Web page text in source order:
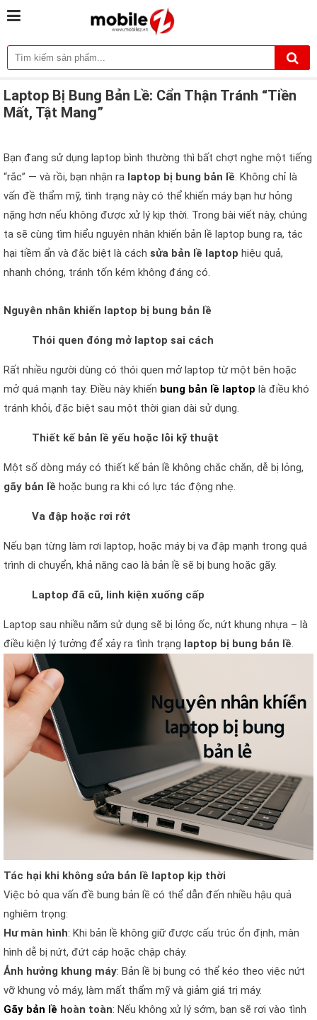
Laptop Bị Bung Bản Lề: Cẩn Thận Tránh “Tiền
Mất, Tật Mang”
Bạn đang sử dụng laptop bình thường thì bất chợt nghe một tiếng
“rắc” — và rồi, bạn nhận ra laptop bị bung bản lề. Không chỉ là
vấn đề thẩm mỹ, tình trạng này có thể khiến máy bạn hư hỏng
nặng hơn nếu không được xử lý kịp thời. Trong bài viết này, chúng
ta sẽ cùng tìm hiểu nguyên nhân khiến bản lề laptop bung ra, tác
hại tiềm ẩn và đặc biệt là cách sửa bản lề laptop hiệu quả,
nhanh chóng, tránh tốn kém không đáng có.
Nguyên nhân khiến laptop bị bung bản lề
Thói quen đóng mở laptop sai cách
Rất nhiều người dùng có thói quen mở laptop từ một bên hoặc
mở quá mạnh tay. Điều này khiến bung bản lề laptop là điều khó
tránh khỏi, đặc biệt sau một thời gian dài sử dụng.
Thiết kế bản lề yếu hoặc lỗi kỹ thuật
Một số dòng máy có thiết kế bản lề không chắc chắn, dễ bị lỏng,
gãy bản lề hoặc bung ra khi có lực tác động nhẹ.
Va đập hoặc rơi rớt
Nếu bạn từng làm rơi laptop, hoặc máy bị va đập mạnh trong quá
trình di chuyển, khả năng cao là bản lề sẽ bị bung hoặc gãy.
Laptop đã cũ, linh kiện xuống cấp
Laptop sau nhiều năm sử dụng sẽ bị lỏng ốc, nứt khung nhựa – là
điều kiện lý tưởng để xảy ra tình trạng laptop bị bung bản lề.
Tác hại khi không sửa bản lề laptop kịp thời
Việc bỏ qua vấn đề bung bản lề có thể dẫn đến nhiều hậu quả
nghiêm trọng:
Hư màn hình: Khi bản lề không giữ được cấu trúc ổn định, màn
hình dễ bị nứt, đứt cáp hoặc chập cháy.
Ảnh hưởng khung máy: Bản lề bị bung có thể kéo theo việc nứt
vỡ khung vỏ máy, làm mất thẩm mỹ và giảm giá trị máy.
Gãy bản lề hoàn toàn: Nếu không xử lý sớm, bạn sẽ rơi vào tình